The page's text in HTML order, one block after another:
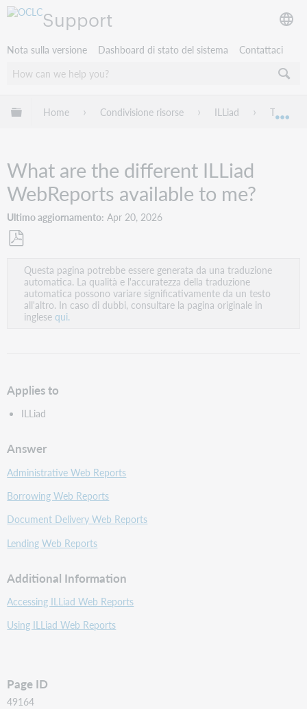
Support
Nota sulla versione Dashboard di stato del sistema Contattaci
Espandi/comprimi la gerarchia globale
Home Condivisione risorse ILLiad
What are the different ILLiad
WebReports available to me?
Ultimo aggiornamento Apr 20, 2026
come
PDF
Questa pagina potrebbe essere generata da una traduzione
automatica. La qualità e l'accuratezza della traduzione
automatica possono variare significativamente da un testo
all'altro. In caso di dubbi, consultare la pagina originale in
inglesequi.
Applies to
ILLiad
Answer
Administrative Web Reports
Borrowing Web Reports
Document Delivery Web Reports
Lending Web Reports
Additional Information
Accessing ILLiad Web Reports
Using ILLiad Web Reports
Page ID
49164